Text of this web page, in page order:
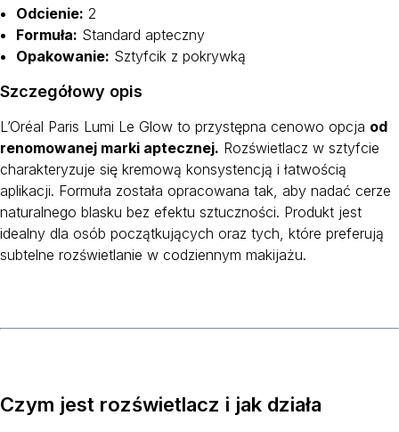
Odcienie: 2
Formuła: Standard apteczny
Opakowanie: Sztyfcik z pokrywką
Szczegółowy opis
L’Oréal Paris Lumi Le Glow to przystępna cenowo opcja od
renomowanej marki aptecznej. Rozświetlacz w sztyfcie
charakteryzuje się kremową konsystencją i łatwością
aplikacji. Formuła została opracowana tak, aby nadać cerze
naturalnego blasku bez efektu sztuczności. Produkt jest
idealny dla osób początkujących oraz tych, które preferują
subtelne rozświetlanie w codziennym makijażu.
Czym jest rozświetlacz i jak działa